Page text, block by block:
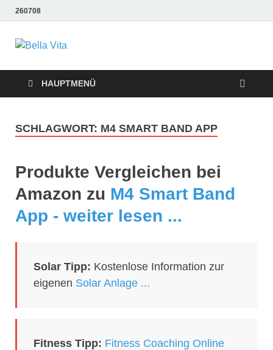
260708
Bella Vita
Wellness Fitness
Tipps
Tipps
HAUPTMENÜ
SCHLAGWORT: M4 SMART BAND APP
Produkte Vergleichen bei
Amazon zu M4 Smart Band
App - weiter lesen ...
Solar Tipp: Kostenlose Information zur
eigenen Solar Anlage ...
Fitness Tipp: Fitness Coaching Online